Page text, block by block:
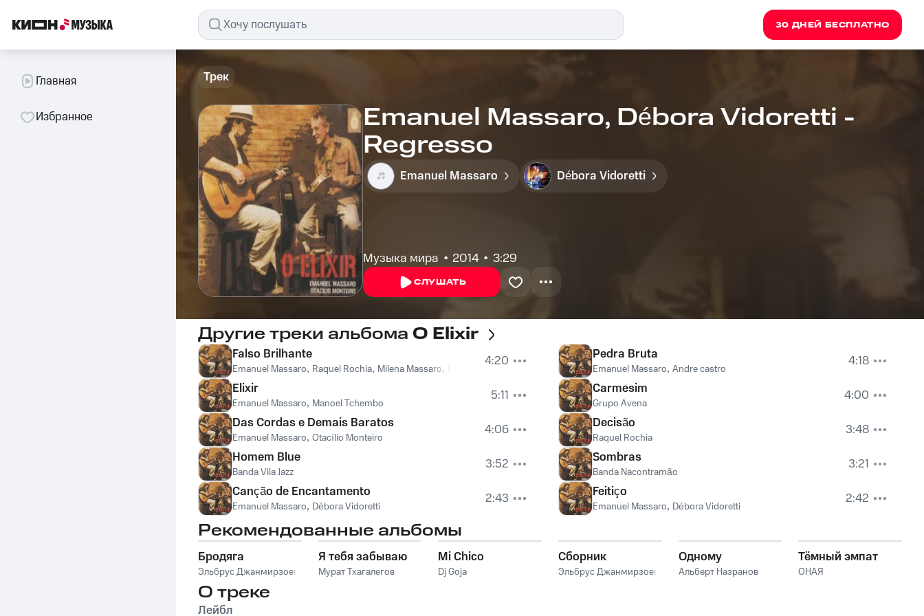
30 ДНЕЙ БЕСПЛАТНО
Главная
Избранное
Трек
Emanuel Massaro, Débora Vidoretti -
Regresso
Emanuel Massaro Débora Vidoretti
Музыка мира 2014 3:29
СЛУШАТЬ
Другие треки альбома O Elixir
Falso Brilhante
Emanuel Massaro, Raquel Rochia, Milena Massaro,
4:20
Elixir
Emanuel Massaro, Manoel Tchembo
5:11
Das Cordas e Demais Baratos
Emanuel Massaro, Otacílio Monteiro
4:06
Homem Blue
Banda Vila Jazz
3:52
Canção de Encantamento
Emanuel Massaro, Débora Vidoretti 2:43
Pedra Bruta
Emanuel Massaro, Andre castro
4:18
Carmesim
Grupo Avena
4:00
Decisão
Raquel Rochia
3:48
Sombras
Banda Nacontramão
3:21
Feitiço
Emanuel Massaro, Débora Vidoretti 2:42
Рекомендованные альбомы
Бродяга
Эльбрус Джанмирзоев
Я тебя забываю
Мурат Тхагалегов
Mi Chico
Dj Goja
Сборник
Эльбрус Джанмирзоев
Одному
Альберт Назранов
Тёмный эмпат
ОНАЯ
О треке
Лейбл